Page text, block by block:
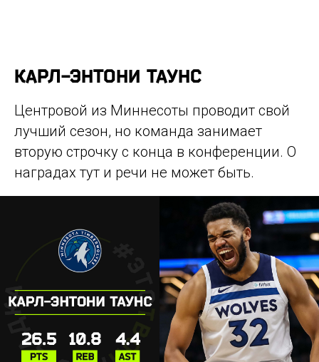
КАРЛ-ЭНТОНИ ТАУНС
Центровой из Миннесоты проводит свой
лучший сезон, но команда занимает
вторую строчку с конца в конференции. О
наградах тут и речи не может быть.